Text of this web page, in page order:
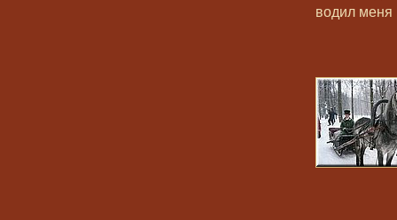
водил меня